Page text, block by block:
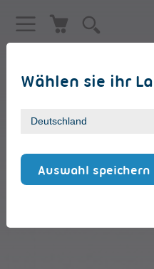
Wählen sie ihr
Auswahl speichern
VersiCardM-PFDB